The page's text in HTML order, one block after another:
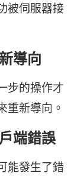
被伺服器接
導向
步的操作才
重新導向。
端錯誤
能發生了錯